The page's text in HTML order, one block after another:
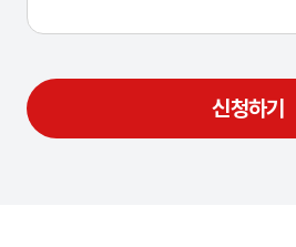
신청하기